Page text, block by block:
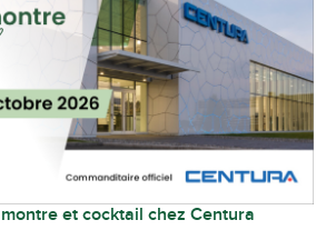
et cocktail chez Centura